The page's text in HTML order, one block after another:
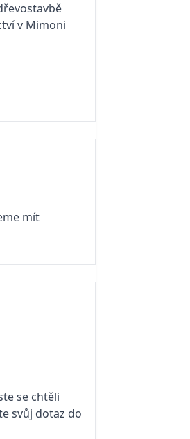
v Mimoni
mít
se chtěli
svůj dotaz do